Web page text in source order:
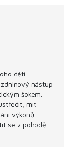
dětí
nástup
šokem.
mít
výkonů
se v pohodě